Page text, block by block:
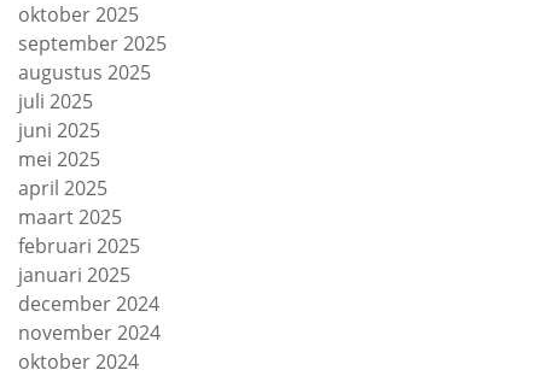
oktober 2025
september 2025
augustus 2025
juli 2025
juni 2025
mei 2025
april 2025
maart 2025
februari 2025
januari 2025
december 2024
november 2024
oktober 2024